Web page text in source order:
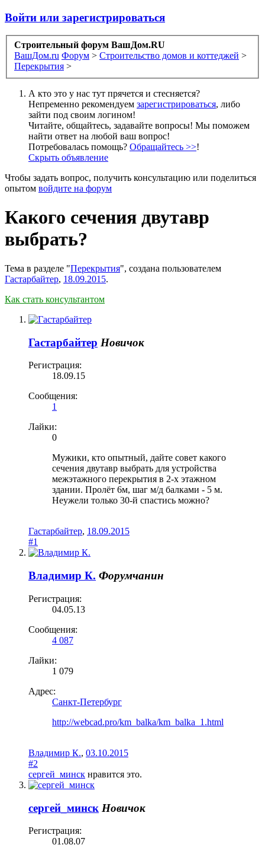
Войти или зарегистрироваться
Строительный форум ВашДом.RU
ВашДом.ru Форум > Строительство домов и коттеджей >
Перекрытия >
А кто это у нас тут прячется и стесняется?
Непременно рекомендуем зарегистрироваться, либо
зайти под своим логином!
Читайте, общайтесь, задавайте вопросы! Мы поможем
найти ответ на любой ваш вопрос!
Потребовалась помощь? Обращайтесь >>!
Скрыть объявление
Чтобы задать вопрос, получить консультацию или поделиться
опытом войдите на форум
Какого сечения двутавр
выбрать?
Тема в разделе "Перекрытия", создана пользователем
Гастарбайтер, 18.09.2015.
Как стать консультантом
Гастарбайтер Новичок
Регистрация:
18.09.15
Сообщения:
1
Лайки:
0
Мужики, кто опытный, дайте совет какого
сечения двутавр выбрать для устройства
межэтажного перекрытия в 2-х этажном
здании. Пролёт 6м, шаг м/д балками - 5 м.
Неужели только 30-й спастись можно?
Гастарбайтер, 18.09.2015
#1
Владимир К. Форумчанин
Регистрация:
04.05.13
Сообщения:
4 087
Лайки:
1 079
Адрес:
Санкт-Петербург
http://webcad.pro/km_balka/km_balka_1.html
Владимир К., 03.10.2015
#2
сергей_минск нравится это.
сергей_минск Новичок
Регистрация:
01.08.07